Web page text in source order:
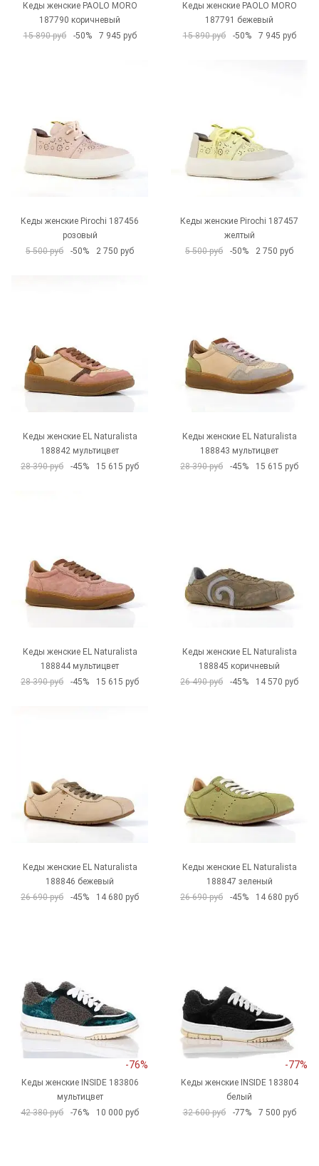
Кеды женские PAOLO MORO
187790 коричневый
15 890 руб
-50% 7 945 руб
Кеды женские PAOLO MORO
187791 бежевый
15 890 руб
-50% 7 945 руб
Кеды женские Pirochi 187456
розовый
5 500 руб
-50% 2 750 руб
Кеды женские Pirochi 187457
желтый
5 500 руб
-50% 2 750 руб
Кеды женские EL Naturalista
188842 мультицвет
28 390 руб
-45% 15 615 руб
Кеды женские EL Naturalista
188843 мультицвет
28 390 руб
-45% 15 615 руб
Кеды женские EL Naturalista
188844 мультицвет
28 390 руб
-45% 15 615 руб
Кеды женские EL Naturalista
188845 коричневый
26 490 руб
-45% 14 570 руб
Кеды женские EL Naturalista
188846 бежевый
26 690 руб
-45% 14 680 руб
Кеды женские EL Naturalista
188847 зеленый
26 690 руб
-45% 14 680 руб
-76%
Кеды женские INSIDE 183806
мультицвет
42 380 руб
-76% 10 000 руб
-77%
Кеды женские INSIDE 183804
белый
32 600 руб
-77% 7 500 руб